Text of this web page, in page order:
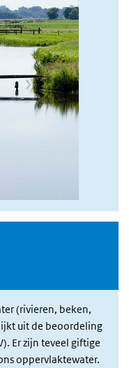
(rivieren, beken,
uit de beoordeling
external)
Er zijn teveel giftige
oppervlaktewater.